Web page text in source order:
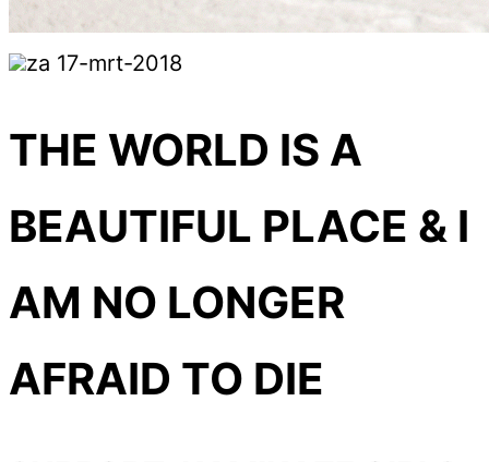
za 17-mrt-2018
THE WORLD IS A
BEAUTIFUL PLACE & I
AM NO LONGER
AFRAID TO DIE